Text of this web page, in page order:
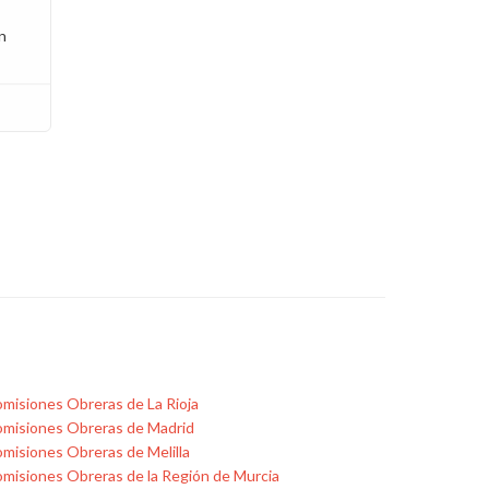
Obreras de La Rioja
Obreras de Madrid
Obreras de Melilla
Obreras de la Región de Murcia